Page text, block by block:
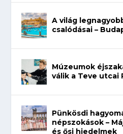
A világ
csalódásai –
Múzeumok
válik a Teve utcai
Pünkösdi
népszokások –
és ősi hiedelmek